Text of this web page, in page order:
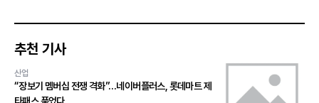
추천 기사
산업
“장보기 멤버십 전쟁 격화”…네이버플러스, 롯데마트 제